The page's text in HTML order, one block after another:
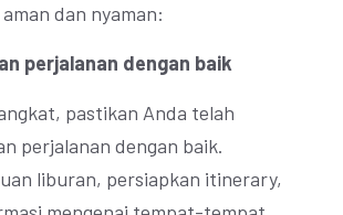
dan nyaman:
perjalanan dengan baik
pastikan Anda telah
perjalanan dengan baik.
liburan, persiapkan itinerary,